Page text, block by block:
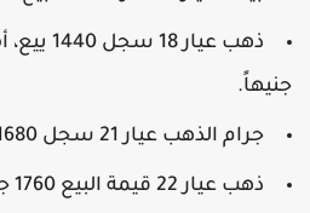
جرام الذهب عيار 21 سجل 1680 بيع، 1720 شراء.
ذهب عيار 22 قيمة البيع 1760 جنيهاً، والشراء 1802.